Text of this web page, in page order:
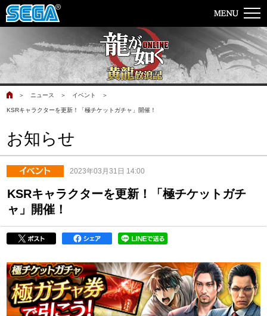
＞ ニュース ＞ イベント ＞
KSRキャラクターを更新！「極チケットガチャ」開催！
お知らせ
2023年03月31日 14:00
KSRキャラクターを更新！「極チケットガチ
ャ」開催！